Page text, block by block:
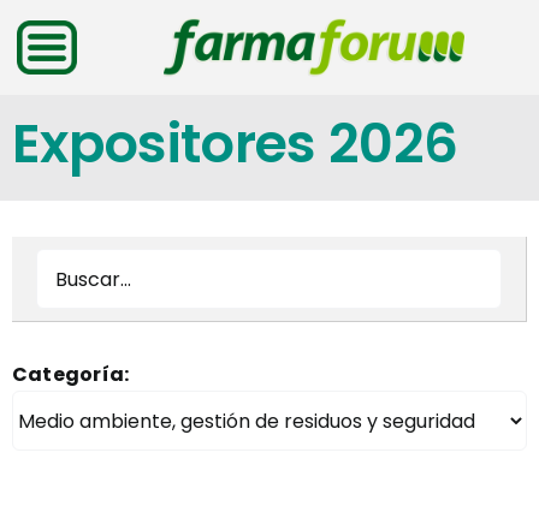
Saltar
contenido
Expositores 2026
Categoría: